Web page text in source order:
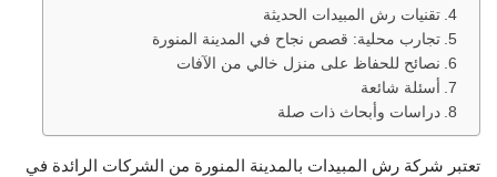
تقنيات رش المبيدات الحديثة
تجارب محلية: قصص نجاح في المدينة المنورة
نصائح للحفاظ على منزل خالي من الآفات
أسئلة شائعة
دراسات وأبحاث ذات صلة
تعتبر شركة رش المبيدات بالمدينة المنورة من الشركات الرائدة في